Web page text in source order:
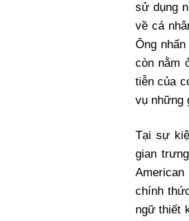
sử dụng
về cá
Ông
còn nằm
tiễn của
vụ những
Tại sự
gian
chính
ngữ thiết